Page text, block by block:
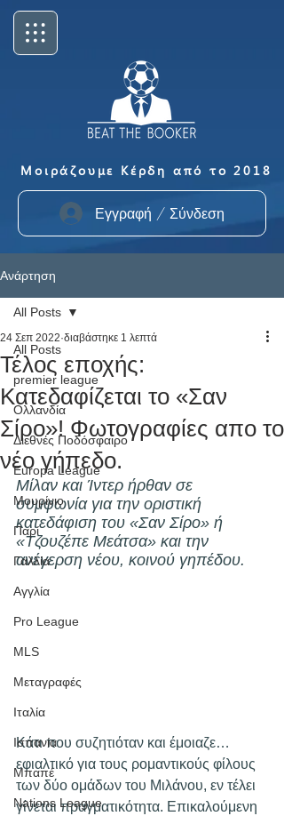
Μοιράζουμε Κέρδη από το 2018
Εγγραφή / Σύνδεση
Ανάρτηση
All Posts
premier league
Ολλανδία
Διεθνές Ποδόσφαιρο
Europa League
Μουρίνιο
Παρί
Γαλλία
Αγγλία
Pro League
MLS
Μεταγραφές
Ιταλία
Ισπανία
Μπαπέ
Nations League
All Posts
Τέλος εποχής:
Κατεδαφίζεται το «Σαν
Σίρο»! Φωτογραφίες απο το
νέο γήπεδο.
24 Σεπ 2022 διαβάστηκε 1 λεπτά
Μίλαν και Ίντερ ήρθαν σε
συμφωνία για την οριστική
κατεδάφιση του «Σαν Σίρο» ή
«Τζουζέπε Μεάτσα» και την
ανέγερση νέου, κοινού γηπέδου.
Κάτι που συζητιόταν και έμοιαζε…
εφιαλτικό για τους ρομαντικούς φίλους
των δύο ομάδων του Μιλάνου, εν τέλει
γίνεται πραγματικότητα. Επικαλούμενη